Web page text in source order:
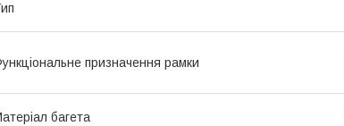
призначення рамки
багета